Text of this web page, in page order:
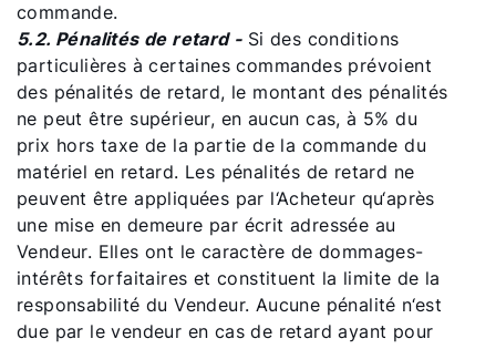
commande.
5.2. Pénalités de retard -Si des conditions
particulières à certaines commandes prévoient
des pénalités de retard, le montant des pénalités
ne peut être supérieur, en aucun cas, à 5% du
prix hors taxe de la partie de la commande du
matériel en retard. Les pénalités de retard ne
peuvent être appliquées par l‘Acheteur qu‘après
une mise en demeure par écrit adressée au
Vendeur. Elles ont le caractère de dommages-
intérêts forfaitaires et constituent la limite de la
responsabilité du Vendeur. Aucune pénalité n‘est
due par le vendeur en cas de retard ayant pour
Trouver un chauffagiste
Enregistrement garantie
Formulaire de contact